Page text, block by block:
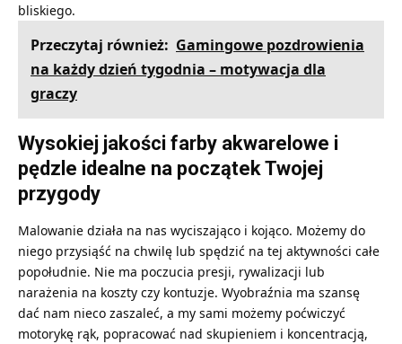
bliskiego.
Przeczytaj również: Gamingowe pozdrowienia
na każdy dzień tygodnia – motywacja dla
graczy
Wysokiej jakości farby akwarelowe i
pędzle idealne na początek Twojej
przygody
Malowanie działa na nas wyciszająco i kojąco. Możemy do
niego przysiąść na chwilę lub spędzić na tej aktywności całe
popołudnie. Nie ma poczucia presji, rywalizacji lub
narażenia na koszty czy kontuzje. Wyobraźnia ma szansę
dać nam nieco zaszaleć, a my sami możemy poćwiczyć
motorykę rąk, popracować nad skupieniem i koncentracją,